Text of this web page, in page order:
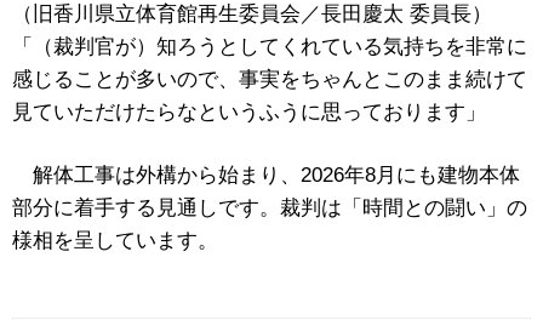
（旧香川県立体育館再生委員会／長田慶太 委員長）
「（裁判官が）知ろうとしてくれている気持ちを非常に
感じることが多いので、事実をちゃんとこのまま続けて
見ていただけたらなというふうに思っております」
解体工事は外構から始まり、2026年8月にも建物本体
部分に着手する見通しです。裁判は「時間との闘い」の
様相を呈しています。